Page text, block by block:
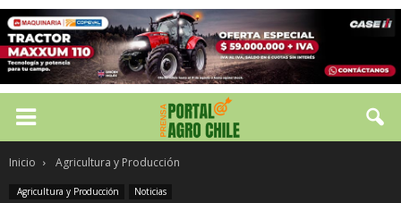
Inicio Agricultura y Producción
Agricultura y Producción Noticias